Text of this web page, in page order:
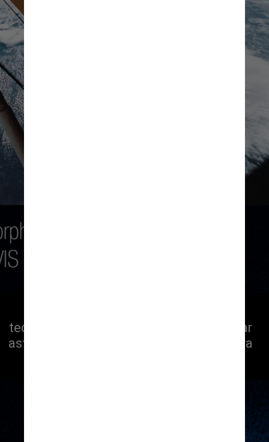
tecnologia poderia ser usada para desviar
asteroides em rota de colisão com a Terra